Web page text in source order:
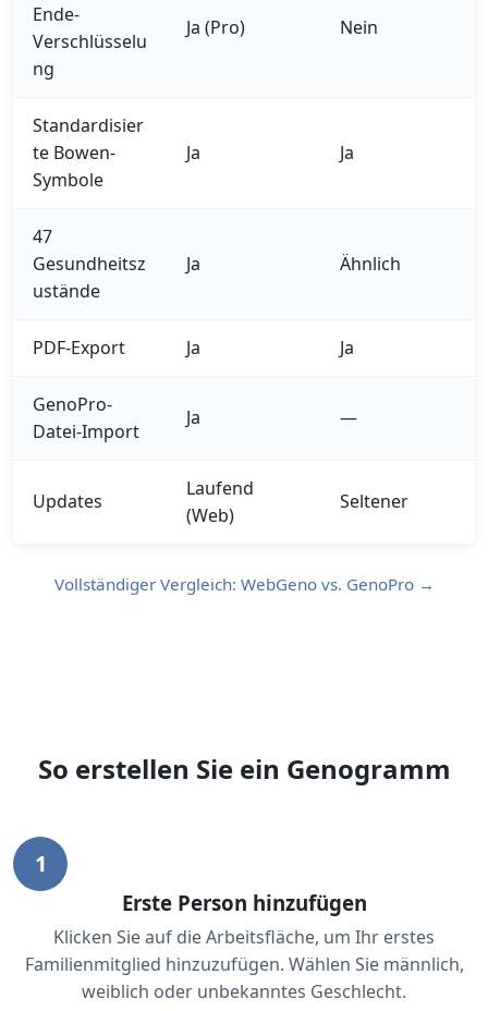
Ende-
Verschlüsselu
ng
Ja (Pro) Nein
Standardisier
te Bowen-
Symbole
Ja Ja
47
Gesundheitsz
ustände
Ja Ähnlich
PDF-Export Ja Ja
GenoPro-
Datei-Import
Ja —
Updates
Laufend
(Web)
Seltener
Vollständiger Vergleich: WebGeno vs. GenoPro →
So erstellen Sie ein Genogramm
1
Erste Person hinzufügen
Klicken Sie auf die Arbeitsfläche, um Ihr erstes
Familienmitglied hinzuzufügen. Wählen Sie männlich,
weiblich oder unbekanntes Geschlecht.